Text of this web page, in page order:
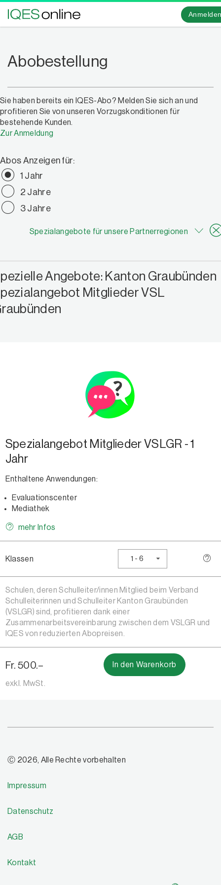
Abobestellung
Sie haben bereits ein IQES-Abo? Melden Sie sich an und
profitieren Sie von unseren Vorzugskonditionen für
bestehende Kunden.
Zur Anmeldung
Abos Anzeigen für:
1 Jahr
2 Jahre
3 Jahre
Spezialangebote für unsere Partnerregionen
Angebote: Kanton Graubünden
Mitglieder VSL
Spezialangebot Mitglieder VSLGR - 1
Jahr
Enthaltene Anwendungen:
Evaluationscenter
Mediathek
mehr Infos
Klassen 1 - 6
Schulen, deren Schulleiter/innen Mitglied beim Verband
Schulleiterinnen und Schulleiter Kanton Graubünden
(VSLGR) sind, profitieren dank einer
Zusammenarbeitsvereinbarung zwischen dem VSLGR und
IQES von reduzierten Abopreisen.
Fr. 500.–
exkl. MwSt.
In den Warenkorb
Ⓒ 2026, Alle Rechte vorbehalten
Impressum
Datenschutz
AGB
Kontakt